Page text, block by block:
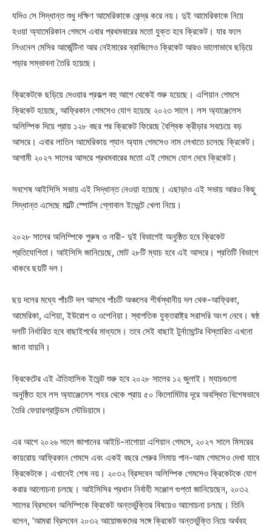
যদিও সে সিদ্ধান্ত শুধু দক্ষিণ আমেরিকাকে কেন্দ্র করে নয়। দুই আমেরিকাকে নিয়ে
হওয়া অ্যামেরিকান গেমসে এবার প্রথমবারের মতো যুক্ত হবে ক্রিকেট। যার ফলে
লিওনেল মেসির আর্জেন্টিনা আর নেইমারের ব্রাজিলেও ক্রিকেট আরও ভালোভাবে ছড়িয়ে
পড়ার সম্ভাবনা তৈরি হয়েছে।
ক্রিকেটকে ছড়িয়ে দেওয়ার প্রকল্প বহু আগে থেকেই শুরু হয়েছে। এশিয়ান গেমসে
ক্রিকেট হয়েছে, আফ্রিকান গেমসেও যোগ হয়েছে ২০২৩ সালে। লস অ্যাঞ্জেলেস
অলিম্পিক দিয়ে প্রায় ১২৮ বছর পর ক্রিকেট ফিরেছে বৈশ্বিক ক্রীড়ার সবচেয়ে বড়
আসরে। এবার লাতিন আমেরিকায় প্যান অ্যাম গেমসেও নাম লেখাতে চলেছে ক্রিকেট।
আগামী ২০২৭ সালের আসরে প্রথমবারের মতো এই গেমসে যোগ দেবে ক্রিকেট।
সবশেষ আইসিসি সভায় এই সিদ্ধান্ত নেওয়া হয়েছে। এছাড়াও এই সভায় আরও কিছু
সিদ্ধান্ত এসেছে মাল্টি স্পোর্টস গ্লোবাল ইভেন্টে খেলা নিয়ে।
২০২৮ সালের অলিম্পিকে পুরুষ ও নারী- দুই বিভাগেই অনুষ্ঠিত হবে ক্রিকেট
প্রতিযোগিতা। আইসিসি জানিয়েছে, মোট ২৮টি ম্যাচ হবে এই আসরে। প্রতিটি বিভাগে
থাকবে ছয়টি দল।
ছয় দলের মধ্যে পাঁচটি দল আসবে পাঁচটি অঞ্চলের শীর্ষস্থানীয় দল থেক-আফ্রিকা,
আমেরিকা, এশিয়া, ইউরোপ ও ওশেনিয়া। স্বাগতিক যুক্তরাষ্ট্র সরাসরি অংশ নেবে। ষষ্ঠ
দলটি নির্ধারিত হবে বাছাইপর্বের মাধ্যমে। তবে সেই বাছাই টুর্নামেন্টের বিস্তারিত এখনো
জানা যায়নি।
ক্রিকেটের এই ঐতিহাসিক ইভেন্ট শুরু হবে ২০২৮ সালের ১২ জুলাই। ম্যাচগুলো
অনুষ্ঠিত হবে লস অ্যাঞ্জেলেস শহর থেকে প্রায় ৫০ কিলোমিটার দূরে অবস্থিত বিশেষভাবে
তৈরি ফেয়ারগ্রাউন্ডস স্টেডিয়ামে।
এর আগে ২০২৬ সালে জাপানের আইচি-নাগোয়া এশিয়ান গেমসে, ২০২৭ সালে মিসরের
কায়রোয় আফ্রিকান গেমসে এবং একই বছরে পেরুর লিমায় পান-আম গেমসেও দেখা যাবে
ক্রিকেটকে। এখানেই শেষ নয়। ২০৩২ ব্রিসবেন অলিম্পিক গেমসেও ক্রিকেটকে যোগ
করার আলোচনা চলছে। আইসিসির প্রধান নির্বাহী সঞ্জোগ গুপ্তা জানিয়েছেন, ২০৩২
সালের ব্রিসবেন অলিম্পিকে ক্রিকেট অন্তর্ভুক্তির বিষয়েও আলোচনা চলছে। তিনি
বলেন, ‘আমরা ব্রিসবেন ২০৩২ আয়োজকদের সঙ্গে ক্রিকেট অন্তর্ভুক্তি নিয়ে অর্থবহ